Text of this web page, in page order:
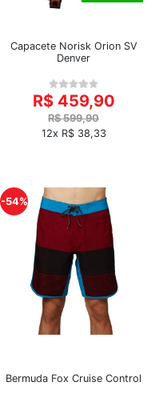
Capacete Norisk Orion SV
Denver
R$ 459,90
R$ 599,90
12x R$ 38,33
-54%
Bermuda Fox Cruise Control